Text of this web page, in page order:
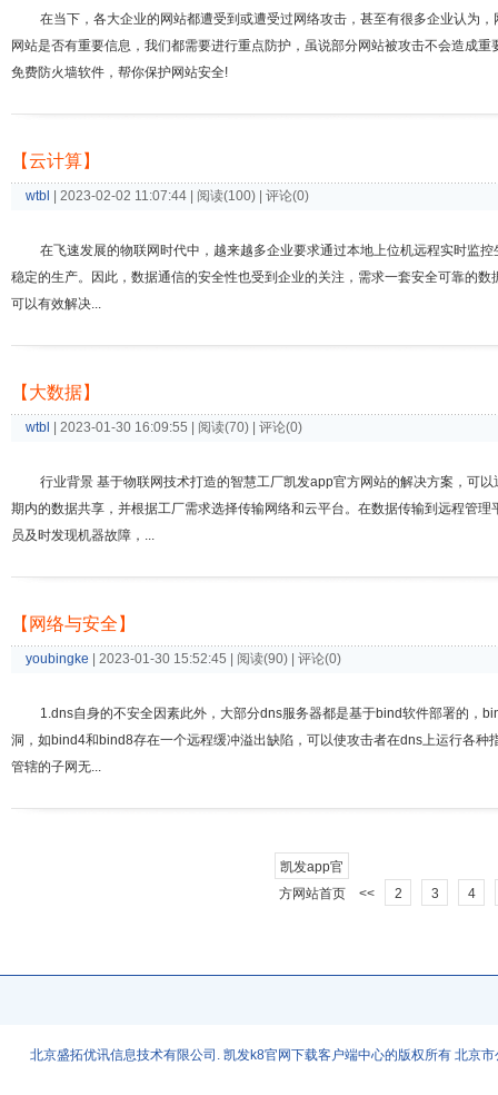
在当下，各大企业的网站都遭受到或遭受过网络攻击，甚至有很多企业认为
网站是否有重要信息，我们都需要进行重点防护，虽说部分网站被攻击不会造成
免费防火墙软件，帮你保护网站安全!
【云计算】
wtbl | 2023-02-02 11:07:44 | 阅读(100) | 评论(0)
在飞速发展的物联网时代中，越来越多企业要求通过本地上位机远程实时监
稳定的生产。因此，数据通信的安全性也受到企业的关注，需求一套安全可靠的
可以有效解决...
【大数据】
wtbl | 2023-01-30 16:09:55 | 阅读(70) | 评论(0)
行业背景 基于物联网技术打造的智慧工厂凯发app官方网站的解决方案，可
期内的数据共享，并根据工厂需求选择传输网络和云平台。在数据传输到远程管
员及时发现机器故障，...
【网络与安全】
youbingke | 2023-01-30 15:52:45 | 阅读(90) | 评论(0)
1.dns自身的不安全因素此外，大部分dns服务器都是基于bind软件部署的，
洞，如bind4和bind8存在一个远程缓冲溢出缺陷，可以使攻击者在dns上运行各
管辖的子网无...
凯发app官
方网站首页
<< 2 3 4
北京盛拓优讯信息技术有限公司. 凯发k8官网下载客户端中心的版权所有 北京